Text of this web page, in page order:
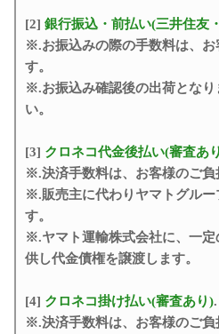
[2] 銀行振込・前払い(三井住友
※.お振込みの際の手数料は、お
す。
※.お振込み確認後の出荷となり
い。
[3] クロネコ代金後払い(審査あ
※.決済手数料は、お客様のご負
※.販売主に代わりヤマトグルー
す。
※.ヤマト運輸株式会社に、一
供し代金債権を譲渡します。
[4] クロネコ掛け払い(審査あり).
※.決済手数料は、お客様のご負